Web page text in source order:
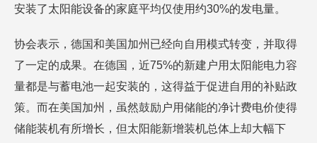
安装了太阳能设备的家庭平均仅使用约30%的发电量。
协会表示，德国和美国加州已经向自用模式转变，并取得
了一定的成果。在德国，近75%的新建户用太阳能电力容
量都是与蓄电池一起安装的，这得益于促进自用的补贴政
策。而在美国加州，虽然鼓励户用储能的净计费电价使得
储能装机有所增长，但太阳能新增装机总体上却大幅下